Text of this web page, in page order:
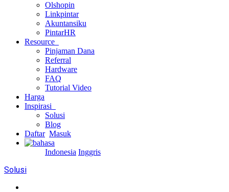
Olshopin
Linkpintar
Akuntansiku
PintarHR
Resource
Pinjaman Dana
Referral
Hardware
FAQ
Tutorial Video
Harga
Inspirasi
Solusi
Blog
Daftar Masuk
Indonesia Inggris
Solusi